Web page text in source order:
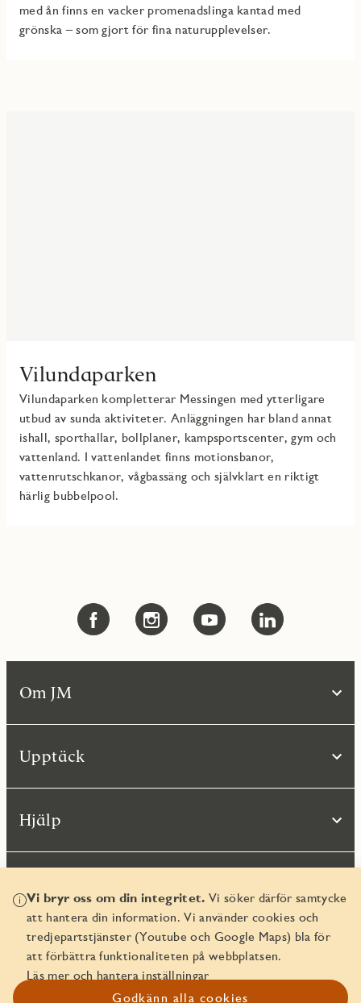
med ån finns en vacker promenadslinga kantad med
grönska – som gjort för fina naturupplevelser.
Vilundaparken
Vilundaparken kompletterar Messingen med ytterligare
utbud av sunda aktiviteter. Anläggningen har bland annat
ishall, sporthallar, bollplaner, kampsportscenter, gym och
vattenland. I vattenlandet finns motionsbanor,
vattenrutschkanor, vågbassäng och självklart en riktigt
härlig bubbelpool.
Vi bryr oss om din integritet. Vi söker därför samtycke
att hantera din information. Vi använder cookies och
tredjepartstjänster (Youtube och Google Maps) bla för
att förbättra funktionaliteten på webbplatsen.
Läs mer och hantera inställningar
Godkänn alla cookies
Om JM
Upptäck
Hjälp